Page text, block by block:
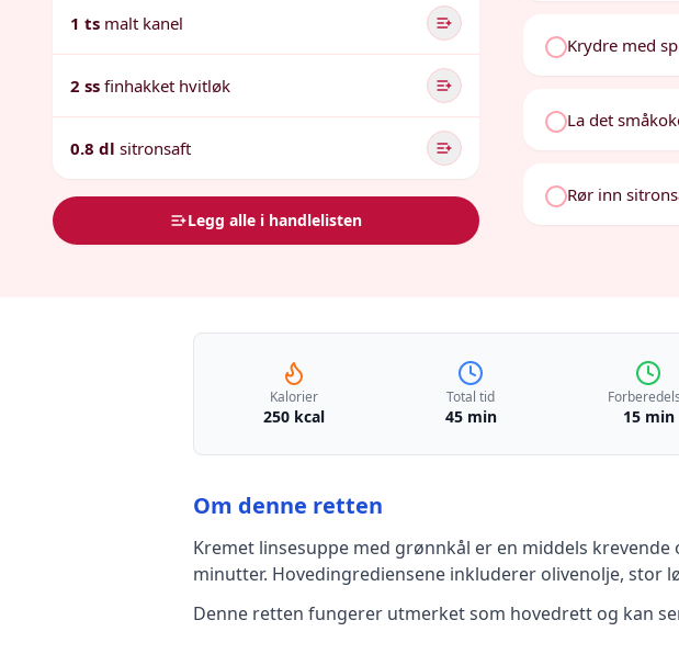
1 ts malt kanel
2 ss finhakket hvitløk
0.8 dl sitronsaft
Legg alle i handlelisten
Krydre med
La det
Rør inn
Kalorier
250 kcal
Total tid
45 min 15 min
Om denne retten
Kremet linsesuppe med grønnkål er en middels krevende
minutter. Hovedingrediensene inkluderer olivenolje, stor
Denne retten fungerer utmerket som hovedrett og kan